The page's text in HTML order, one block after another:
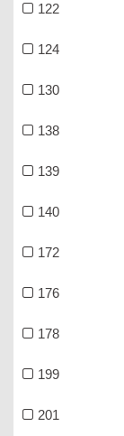
122
124
130
138
139
140
172
176
178
199
201